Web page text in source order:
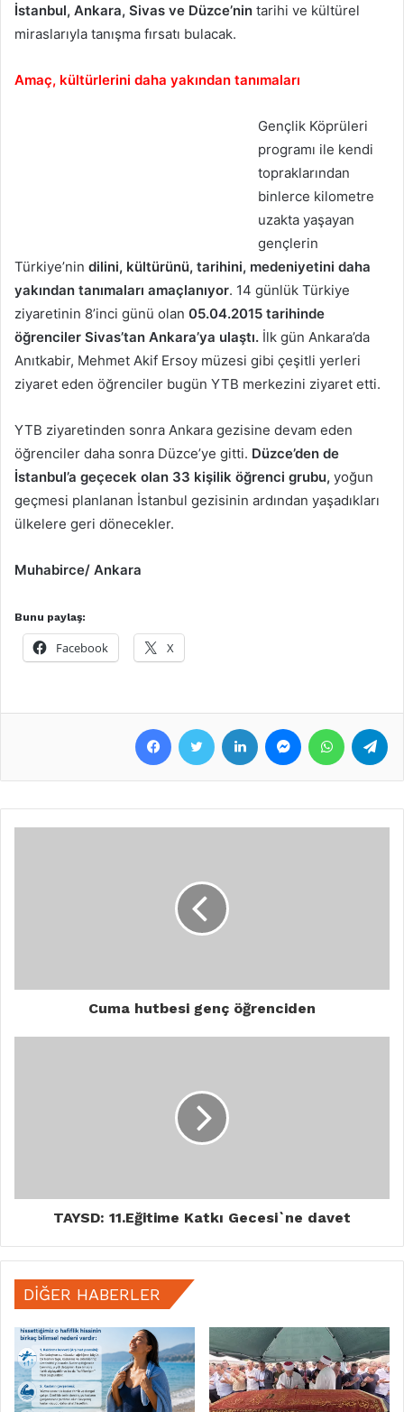
İstanbul, Ankara, Sivas ve Düzce’nin tarihi ve kültürel
miraslarıyla tanışma fırsatı bulacak.
Amaç, kültürlerini daha yakından tanımaları
Gençlik Köprüleri
programı ile kendi
topraklarından
binlerce kilometre
uzakta yaşayan
gençlerin
Türkiye’nin dilini, kültürünü, tarihini, medeniyetini daha
yakından tanımaları amaçlanıyor. 14 günlük Türkiye
ziyaretinin 8’inci günü olan 05.04.2015 tarihinde
öğrenciler Sivas’tan Ankara’ya ulaştı. İlk gün Ankara’da
Anıtkabir, Mehmet Akif Ersoy müzesi gibi çeşitli yerleri
ziyaret eden öğrenciler bugün YTB merkezini ziyaret etti.
YTB ziyaretinden sonra Ankara gezisine devam eden
öğrenciler daha sonra Düzce’ye gitti. Düzce’den de
İstanbul’a geçecek olan 33 kişilik öğrenci grubu, yoğun
geçmesi planlanan İstanbul gezisinin ardından yaşadıkları
ülkelere geri dönecekler.
Muhabirce/ Ankara
Bunu paylaş:
Facebook X
Cuma hutbesi genç öğrenciden
TAYSD: 11.Eğitime Katkı Gecesi`ne davet
DIĞER HABERLER